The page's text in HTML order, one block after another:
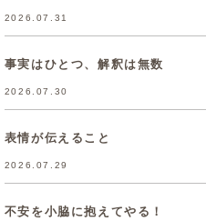
2026.07.31
事実はひとつ、解釈は無数
2026.07.30
表情が伝えること
2026.07.29
不安を小脇に抱えてやる！